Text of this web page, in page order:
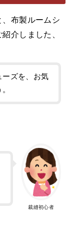
布製ルームシ
介しました、
ーズを、お気
裁縫初心者